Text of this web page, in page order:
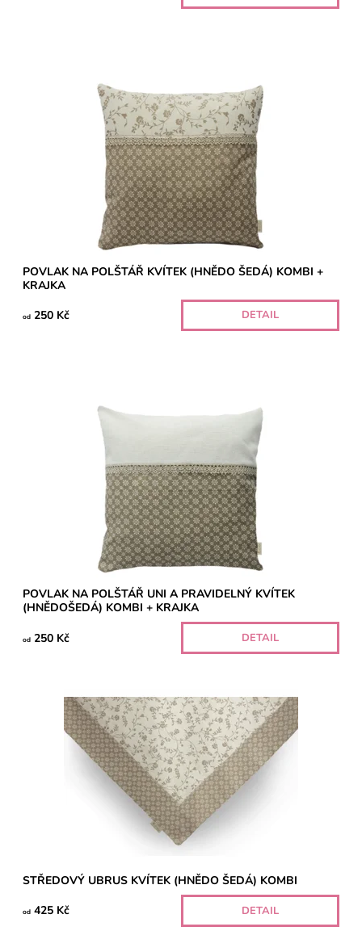
POVLAK NA POLŠTÁŘ KVÍTEK (HNĚDO ŠEDÁ) KOMBI +
KRAJKA
od 250 Kč DETAIL
POVLAK NA POLŠTÁŘ UNI A PRAVIDELNÝ KVÍTEK
(HNĚDOŠEDÁ) KOMBI + KRAJKA
od 250 Kč DETAIL
STŘEDOVÝ UBRUS KVÍTEK (HNĚDO ŠEDÁ) KOMBI
od 425 Kč DETAIL